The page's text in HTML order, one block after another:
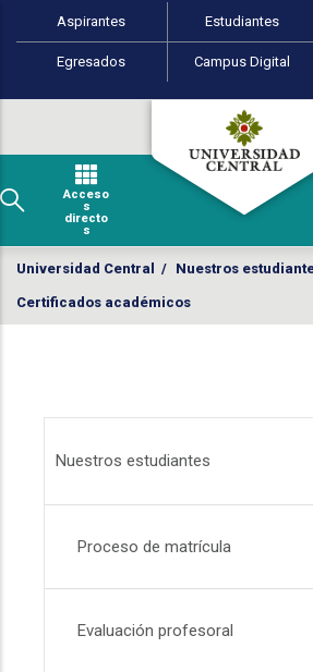
Pasar al contenido principal
Perfiles de usuario
Aspirantes Estudiantes
Egresados Campus Digital
Acceso
s
directo
s
Universidad Central / Nuestros
Certificados académicos
Nuestros estudiantes
Proceso de matrícula
Evaluación profesoral